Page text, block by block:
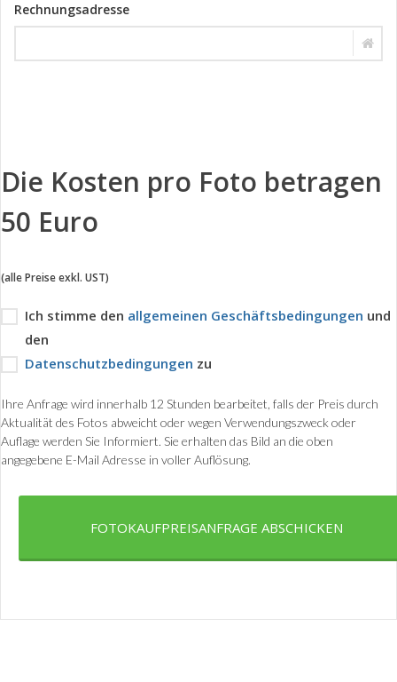
Rechnungsadresse
Die Kosten pro Foto betragen
50 Euro
(alle Preise exkl. UST)
Ich stimme den allgemeinen Geschäftsbedingungen und
den
Datenschutzbedingungen zu
Ihre Anfrage wird innerhalb 12 Stunden bearbeitet, falls der Preis durch
Aktualität des Fotos abweicht oder wegen Verwendungszweck oder
Auflage werden Sie Informiert. Sie erhalten das Bild an die oben
angegebene E-Mail Adresse in voller Auflösung.
FOTOKAUFPREISANFRAGE ABSCHICKEN